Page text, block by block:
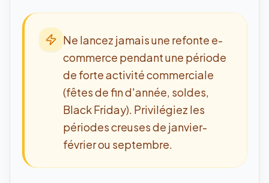
Ne lancez jamais une refonte e-
commerce pendant une période
de forte activité commerciale
(fêtes de fin d'année, soldes,
Black Friday). Privilégiez les
périodes creuses de janvier-
février ou septembre.